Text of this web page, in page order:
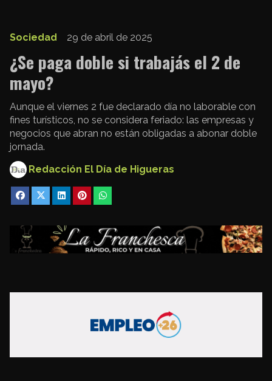
¿Se paga doble si trabajás el 2 de
mayo?
Aunque el viernes 2 fue declarado día no laborable con
fines turísticos, no se considera feriado: las empresas y
negocios que abran no están obligadas a abonar doble
jornada.
Sociedad 29 de abril de 2025
Redacción El Día de Higueras